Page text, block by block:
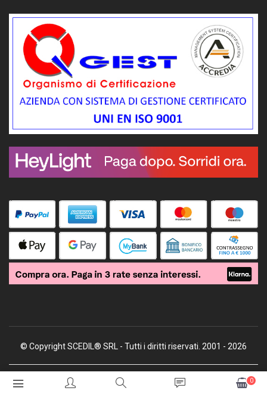
0
© Copyright SCEDIL® SRL - Tutti i diritti riservati. 2001 - 2026
Soluzioni E-commerce